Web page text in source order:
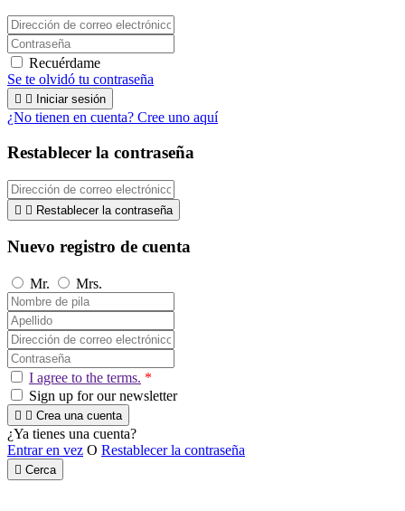
Recuérdame
Se te olvidó tu contraseña
  Iniciar sesión
¿No tienen en cuenta? Cree uno aquí
Restablecer la contraseña
  Restablecer la contraseña
Nuevo registro de cuenta
Mr. Mrs.
I agree to the terms. *
Sign up for our newsletter
  Crea una cuenta
¿Ya tienes una cuenta?
Entrar en vez O Restablecer la contraseña
 Cerca